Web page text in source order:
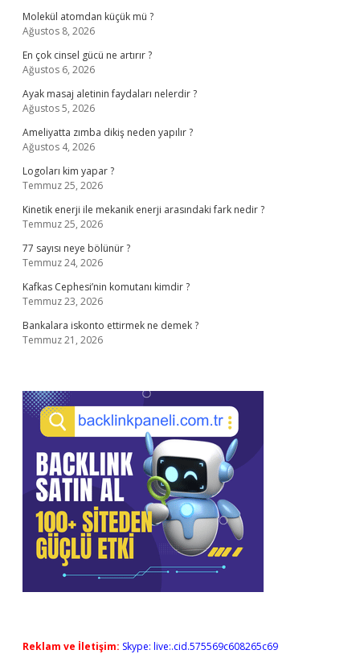
Molekül atomdan küçük mü ?
Ağustos 8, 2026
En çok cinsel gücü ne artırır ?
Ağustos 6, 2026
Ayak masaj aletinin faydaları nelerdir ?
Ağustos 5, 2026
Ameliyatta zımba dikiş neden yapılır ?
Ağustos 4, 2026
Logoları kim yapar ?
Temmuz 25, 2026
Kinetik enerji ile mekanik enerji arasındaki fark nedir ?
Temmuz 25, 2026
77 sayısı neye bölünür ?
Temmuz 24, 2026
Kafkas Cephesi’nin komutanı kimdir ?
Temmuz 23, 2026
Bankalara iskonto ettirmek ne demek ?
Temmuz 21, 2026
Reklam ve İletişim: Skype: live:.cid.575569c608265c69